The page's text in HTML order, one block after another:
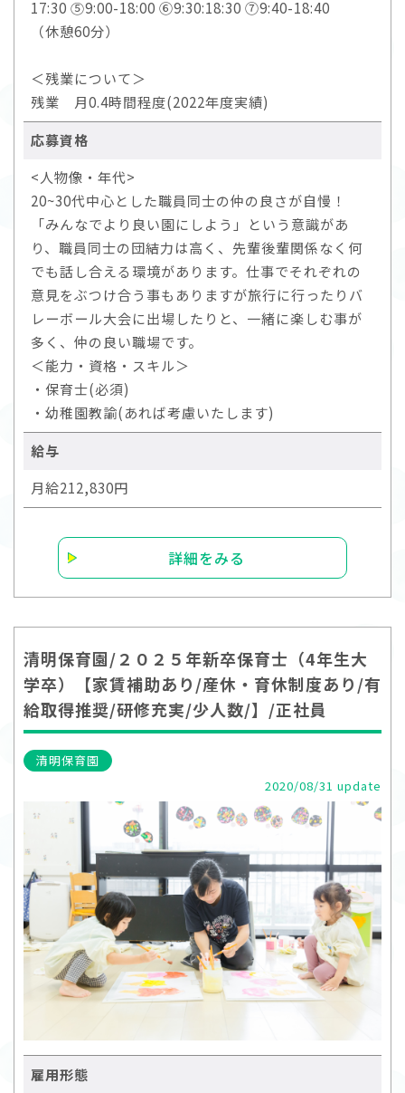
17:30 ⑤9:00-18:00 ⑥9:30:18:30 ⑦9:40-18:40
（休憩60分）
＜残業について＞
残業 月0.4時間程度(2022年度実績)
応募資格
<人物像・年代>
20~30代中心とした職員同士の仲の良さが自慢！
「みんなでより良い園にしよう」という意識があ
り、職員同士の団結力は高く、先輩後輩関係なく何
でも話し合える環境があります。仕事でそれぞれの
意見をぶつけ合う事もありますが旅行に行ったりバ
レーボール大会に出場したりと、一緒に楽しむ事が
多く、仲の良い職場です。
＜能力・資格・スキル＞
・保育士(必須)
・幼稚園教諭(あれば考慮いたします)
給与
月給212,830円
詳細をみる
清明保育園/２０２５年新卒保育士（4年生大
学卒）【家賃補助あり/産休・育休制度あり/有
給取得推奨/研修充実/少人数/】/正社員
清明保育園
2020/08/31 update
雇用形態